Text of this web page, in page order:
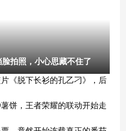
拍照，小心思藏不住了
《脱下长衫的孔乙刁》，后
饼，王者荣耀的联动开始走